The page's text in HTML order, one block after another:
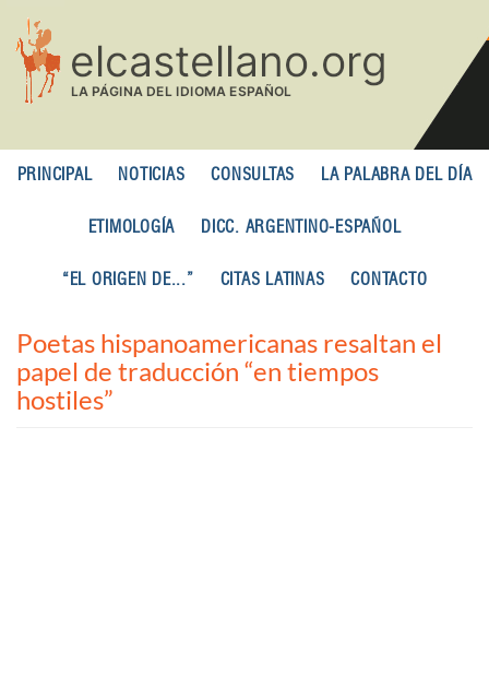
contenido
principal
PRINCIPAL NOTICIAS CONSULTAS LA PALABRA DEL DÍA
ETIMOLOGÍA DICC. ARGENTINO-ESPAÑOL
“EL ORIGEN DE...” CITAS LATINAS CONTACTO
Poetas hispanoamericanas resaltan el
papel de traducción “en tiempos
hostiles”